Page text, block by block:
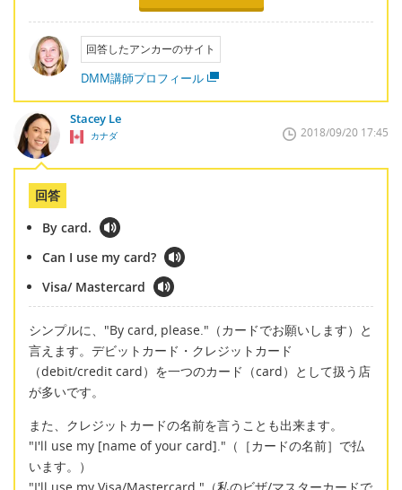
回答したアンカーのサイト
DMM講師プロフィール
Stacey Le
カナダ 2018/09/20 17:45
回答
By card.
Can I use my card?
Visa/ Mastercard
シンプルに、"By card, please."（カードでお願いします）と
言えます。デビットカード・クレジットカード
（debit/credit card）を一つのカード（card）として扱う店
が多いです。
また、クレジットカードの名前を言うことも出来ます。
"I'll use my [name of your card]."（［カードの名前］で払
います。）